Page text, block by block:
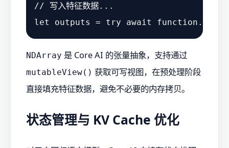
// 写入特征数据...
let
outputs = try await
NDArray 是 Core AI 的张量抽象，支持通过
mutableView() 获取可写视图，在预处理阶段
直接填充特征数据，避免不必要的内存拷贝。
状态管理与 KV Cache 优化